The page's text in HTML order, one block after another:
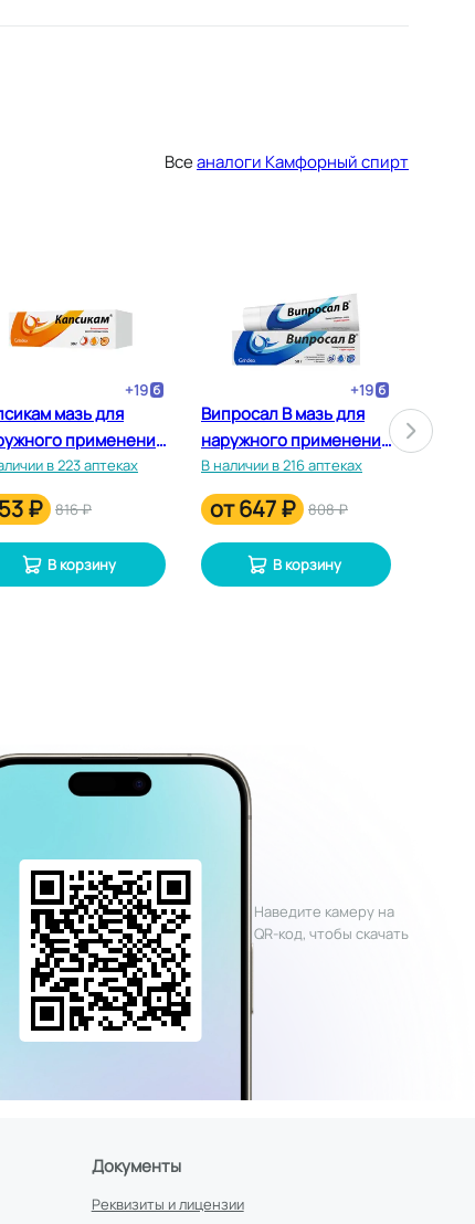
Всеаналоги Камфорный спирт
+19
мазь для
применения
в 223 аптеках
₽ 816 ₽
В корзину
+19
Випросал В мазь для
наружного применения
50 г
В наличии в 216 аптеках
от647 ₽ 808 ₽
В корзину
Наведите камеру на
QR-код, чтобы скачать
Документы
Реквизиты и лицензии